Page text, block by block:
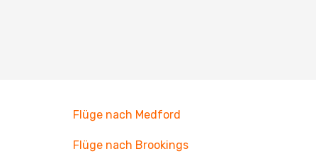
Flüge nach Medford
Flüge nach Brookings